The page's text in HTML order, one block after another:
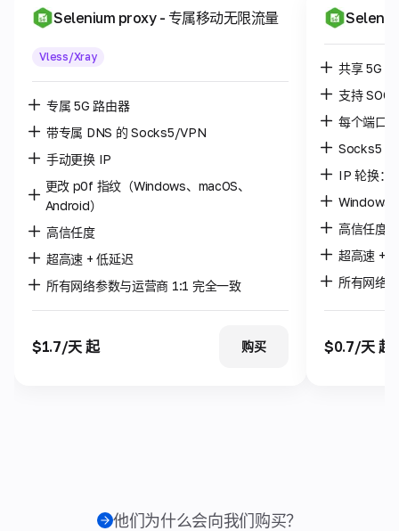
Selenium proxy - 专属移动无限流量
Vless/Xray
专属 5G 路由器
带专属 DNS 的 Socks5/VPN
手动更换 IP
更改 p0f 指纹（Windows、macOS、
Android）
高信任度
超高速 + 低延迟
所有网络参数与运营商 1:1 完全一致
$1.7/天 起 购买
共享 5G
支持
每个端口
Socks5 /
IP 轮换：
Windows
高信任度
超高速 +
所有网络
$0.7/天 起
他们为什么会向我们购买？